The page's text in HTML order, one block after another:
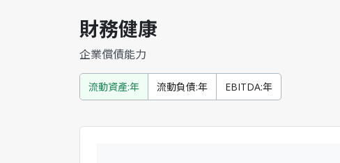
財務健康
企業償債能力
流動資產:年 流動負債:年 EBITDA:年